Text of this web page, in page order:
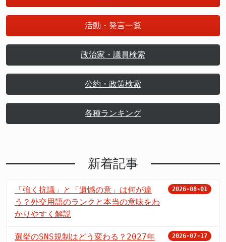
活動・発言一覧
政治家・議員検索
公約・政策検索
各種ランキング
新着記事
「強く抗議」と「遺憾の意」は何が違
う？外交用語のランクと本当の意味をわ
かりやすく解説
2026-08-01
選挙のSNS規制はどう変わる？2027年
2026-07-17